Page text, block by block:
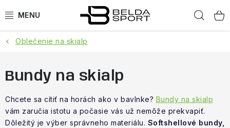
na
ŠPORTY
BEH
BOGNER
GOLDBERGH
Oblečenie na skialp
Bundy na skialp
Chcete sa cítiť na horách ako v bavlnke? Bundy na skialp
vám zaručia istotu a počasie vás už nemôže prekvapiť.
Dôležitý je výber správneho materiálu. Softshellové bundy,